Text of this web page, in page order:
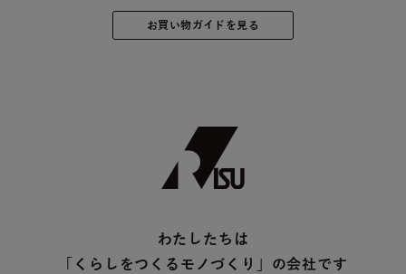
お買い物ガイドを見る
わたしたちは
「くらしをつくるモノづくり」の会社です